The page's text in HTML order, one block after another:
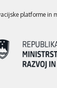
platforme